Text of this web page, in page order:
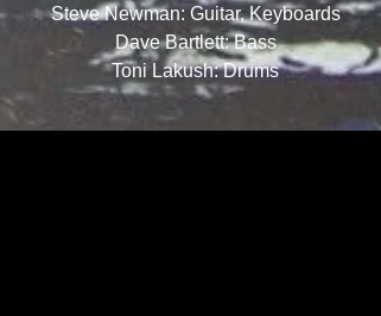
Steve Newman: Guitar, Keyboards
Dave Bartlett: Bass
Toni Lakush: Drums